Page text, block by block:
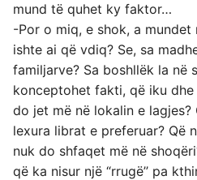
mund të quhet ky faktor…
-Por o miq, e shok, a
ishte ai që vdiq? Se, sa
familjarve? Sa boshllëk la në
konceptohet fakti, që iku
do jet më në lokalin e
lexura librat e preferuar? Që
nuk do shfaqet më në
që ka nisur një “rrugë’’ pa